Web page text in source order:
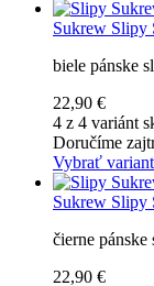
Sukrew Slipy
biele pánske
22,90 €
4 z 4 variánt
Doručíme
Vybrať
Sukrew Slipy
čierne pánske
22,90 €